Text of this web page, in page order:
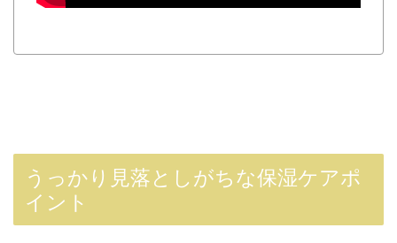
うっかり見落としがちな保湿ケアポ
イント